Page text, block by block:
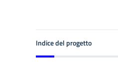
Indice del progetto